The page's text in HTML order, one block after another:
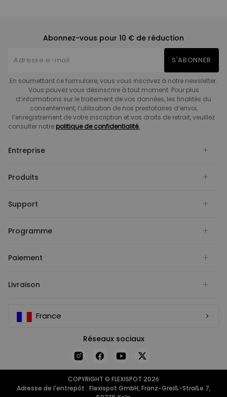
Abonnez-vous pour 10 € de réduction
S'ABONNER
En soumettant ce formulaire, vous vous inscrivez à notre newsletter.
Vous pouvez vous désinscrire à tout moment. Pour plus
d’informations sur le traitement de vos données, les finalités du
consentement, l’utilisation de nos prestataires d’envoi,
l’enregistrement de votre inscription et vos droits de retrait, veuillez
consulter notre politique de confidentialité.
Entreprise
Produits
Support
Programme
Paiement
Livraison
France
Réseaux sociaux
COPYRIGHT © FLEXISPOT 2026
Adresse de l'entrepôt : Flexispot GmbH, Franz-Greiß-Straße 7,